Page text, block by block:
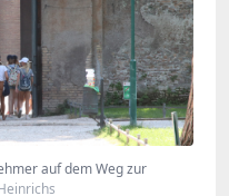
auf dem Weg zur